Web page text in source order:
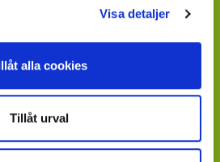
Visa detaljer
alla cookies
Tillåt urval
- sänd ett mail till
lokala blomstergrossister som
under säsong